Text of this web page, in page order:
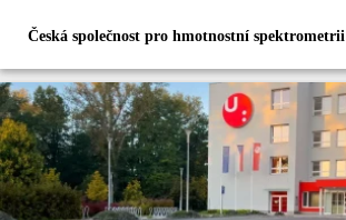
Česká společnost pro hmotnostní spektrometrii